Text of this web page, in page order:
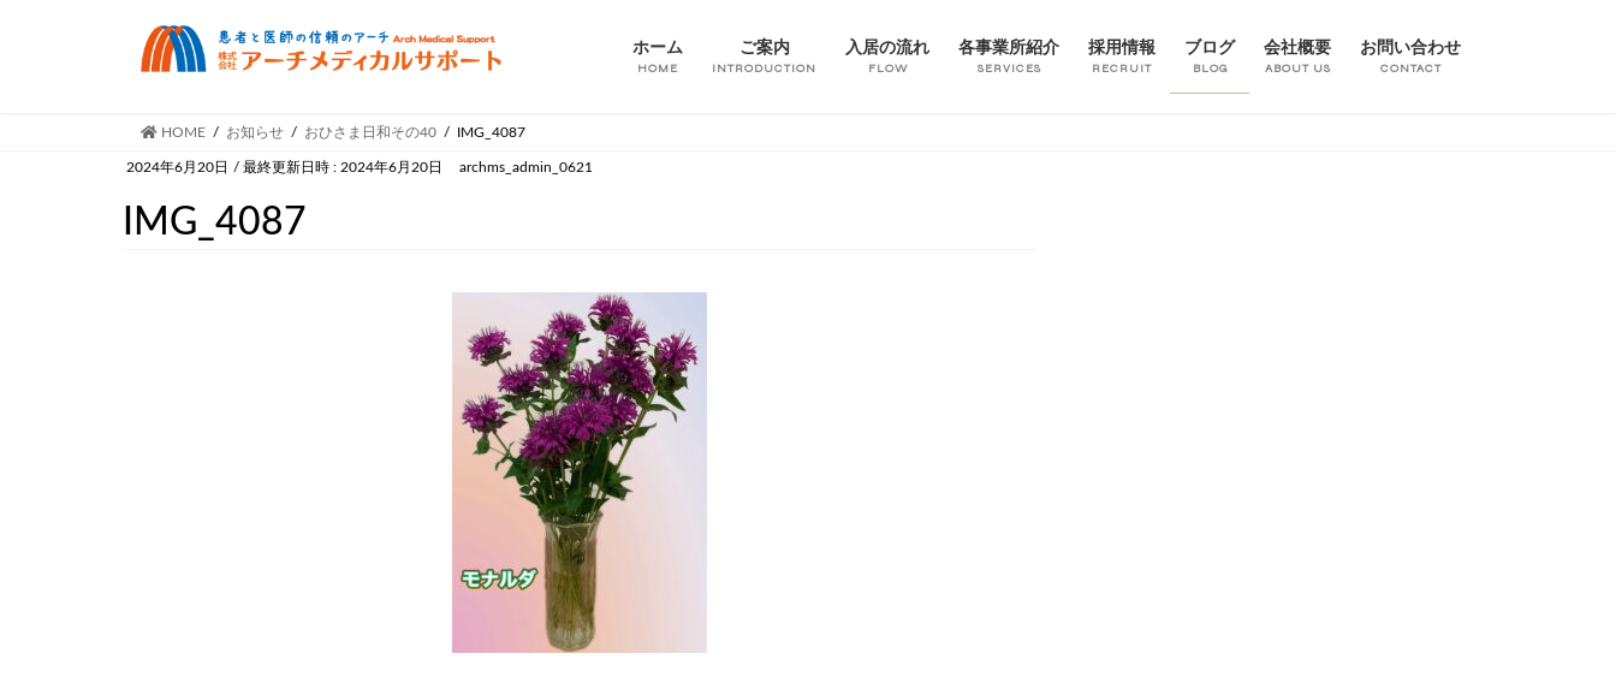
ホーム
HOME
ご案内
INTRODUCTION
入居の流れ
FLOW
各事業所紹介
SERVICES
採用情報
RECRUIT
ブログ
BLOG
会社概要
ABOUT US
お問い合わせ
CONTACT
HOME お知らせ おひさま日和その40 IMG_4087
2024年6月20日 / 最終更新日時 : 2024年6月20日 archms_admin_0621
IMG_4087